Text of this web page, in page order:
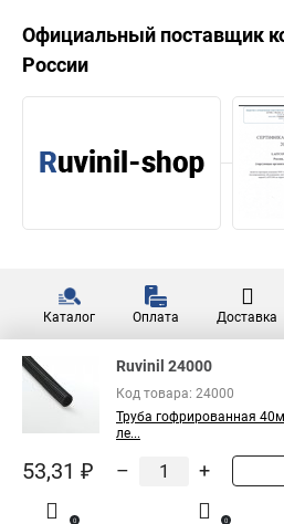
Официальный поставщик
России
Каталог Оплата Доставка
Ruvinil 24000
Код товара: 24000
Труба гофрированная
ле...
53,31 ₽ – +
0 0